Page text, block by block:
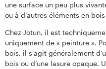
une surface un peu plus
ou à d’autres éléments en
Chez Jotun, il est
uniquement de « peinture ».
bois, il s’agit généralement
bois ou d’une lasure opaque.